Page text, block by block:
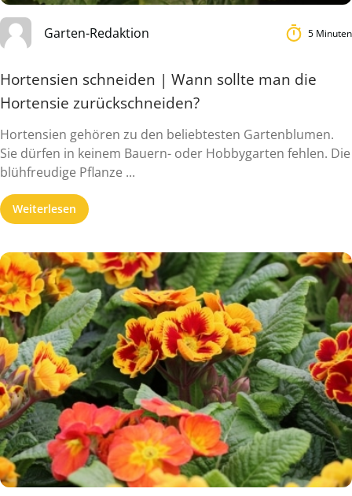
Garten-Redaktion 5 Minuten
Hortensien schneiden | Wann sollte man die
Hortensie zurückschneiden?
Hortensien gehören zu den beliebtesten Gartenblumen.
Sie dürfen in keinem Bauern- oder Hobbygarten fehlen. Die
blühfreudige Pflanze ...
Weiterlesen